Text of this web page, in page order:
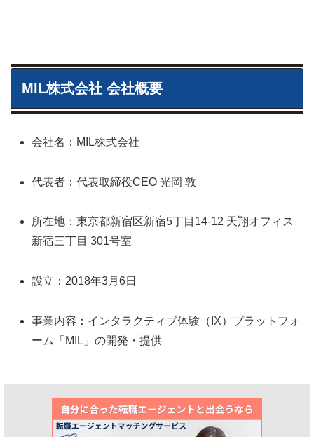
MIL株式会社 会社概要
会社名：MIL株式会社
代表者：代表取締役CEO 光岡 敦
所在地：東京都新宿区新宿5丁目14-12 天翔オフィス
新宿三丁目 301号室
設立：2018年3月6日
事業内容：インタラクティブ体験（IX）プラットフォ
ーム「MIL」の開発・提供